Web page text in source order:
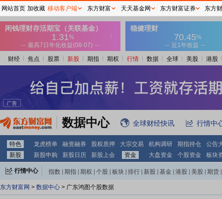
财经 焦点 股票 新股 期指 期权 行情 数据 全球 美股 港股
数据中心 全球财经快讯 行情中
特色 龙虎榜单 融资融券 股权质押 大宗交易 机构调研 期指持仓
公告
新股
新股申购 新股日历 新股上会 资金 大盘资金 个股资金 板块
行情中心 指数 期指 期权 个股 板块 排行 新股 基金 港股 美股 期货
东方财富网 > 数据中心 > 广东鸿图个股数据
网站首页 加收藏 移动客户端 东方财富 天天基金网 东方财富证券 东方